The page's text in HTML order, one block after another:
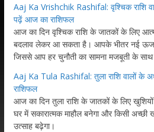
Aaj Ka Vrishchik Rashifal: वृश्चिक राशि
पढ़ें आज का राशिफल
आज का दिन वृश्चिक राशि के जातकों के लिए
बदलाव लेकर आ सकता है। आपके भीतर नई
जिससे आप हर चुनौती का सामना मजबूती के साथ
Aaj Ka Tula Rashifal: तुला राशि वालों के
राशिफल
आज का दिन तुला राशि के जातकों के लिए
घर में सकारात्मक माहौल बनेगा और किसी
उत्साह बढ़ेगा।